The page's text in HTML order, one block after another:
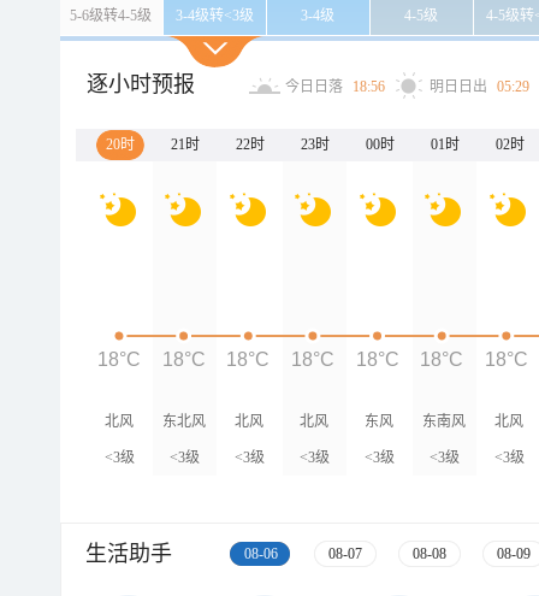
5-6级转4-5级 3-4级转<3级 3-4级 4-5级 4-5级转
逐小时预报 今日日落 18:56 明日日出 05:29
20时 21时 22时 23时 00时 01时 02时
北风
<3级
东北风
<3级
北风
<3级
北风
<3级
东风
<3级
东南风
<3级
北风
<3级
18°C 18°C 18°C 18°C 18°C 18°C 18°C
生活助手 08-06 08-07 08-08 08-09